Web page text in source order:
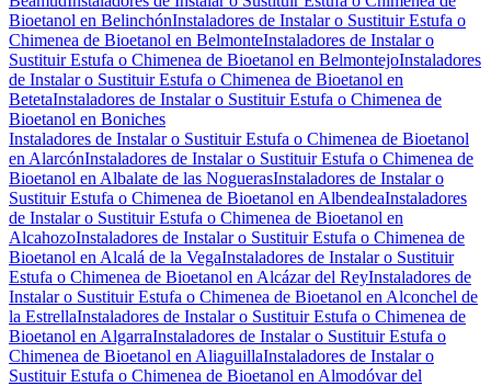
Bioetanol en BelinchónInstaladores de Instalar o Sustituir Estufa o
Chimenea de Bioetanol en BelmonteInstaladores de Instalar o
Sustituir Estufa o Chimenea de Bioetanol en BelmontejoInstaladores
de Instalar o Sustituir Estufa o Chimenea de Bioetanol en
BetetaInstaladores de Instalar o Sustituir Estufa o Chimenea de
Bioetanol en Boniches
Instaladores de Instalar o Sustituir Estufa o Chimenea de Bioetanol
en AlarcónInstaladores de Instalar o Sustituir Estufa o Chimenea de
Bioetanol en Albalate de las NoguerasInstaladores de Instalar o
Sustituir Estufa o Chimenea de Bioetanol en AlbendeaInstaladores
de Instalar o Sustituir Estufa o Chimenea de Bioetanol en
AlcahozoInstaladores de Instalar o Sustituir Estufa o Chimenea de
Bioetanol en Alcalá de la VegaInstaladores de Instalar o Sustituir
Estufa o Chimenea de Bioetanol en Alcázar del ReyInstaladores de
Instalar o Sustituir Estufa o Chimenea de Bioetanol en Alconchel de
la EstrellaInstaladores de Instalar o Sustituir Estufa o Chimenea de
Bioetanol en AlgarraInstaladores de Instalar o Sustituir Estufa o
Chimenea de Bioetanol en AliaguillaInstaladores de Instalar o
Sustituir Estufa o Chimenea de Bioetanol en Almodóvar del